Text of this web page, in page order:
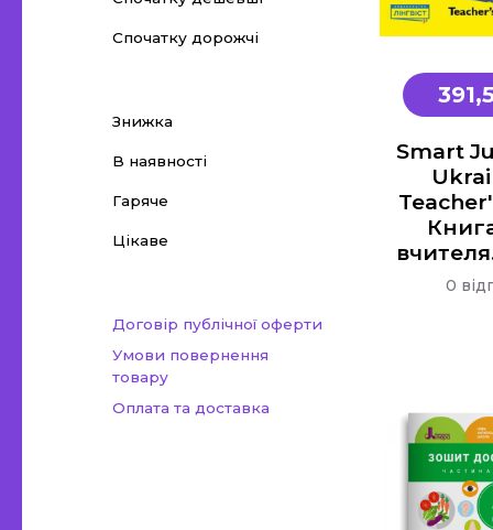
Спочатку дорожчі
Знижка
В наявності
Гаряче
Цікаве
Договір публічної оферти
Умови повернення
товару
Оплата та доставка
Smart
0